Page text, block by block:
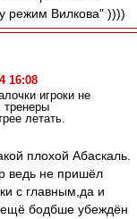
режим Вилкова" ))))
16:08
игроки не
тренеры
летать.
плохой Абаскаль.
ведь не пришёл
с главным,да и
ещё бодбше убеждён